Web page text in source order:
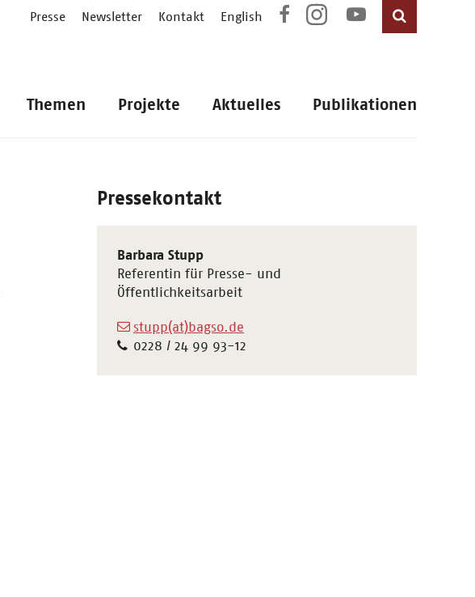
Presse Newsletter Kontakt English
Themen Projekte Aktuelles Publikationen
Pressekontakt
Barbara Stupp
Referentin für Presse- und
Öffentlichkeitsarbeit
stupp(at)bagso.de
0228 / 24 99 93-12